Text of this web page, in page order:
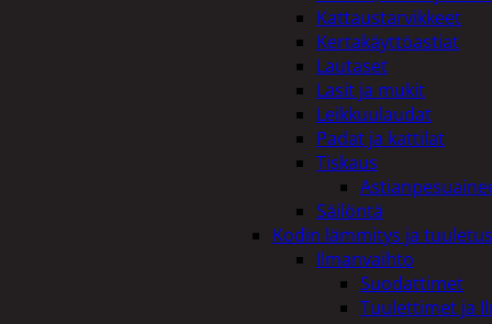
Kattaustarvikkeet
Kertakäyttöastiat
Lautaset
Lasit ja mukit
Leikkuulaudat
Padat ja kattilat
Tiskaus
Säilöntä
Kodin lämmitys ja tuuletus
Ilmanvaihto
Suodattimet
Tuulettimet ja